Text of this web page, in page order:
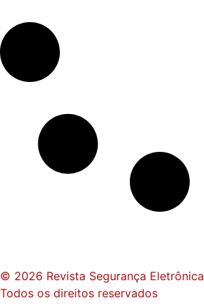
© 2026 Revista Segurança Eletrônica
Todos os direitos reservados